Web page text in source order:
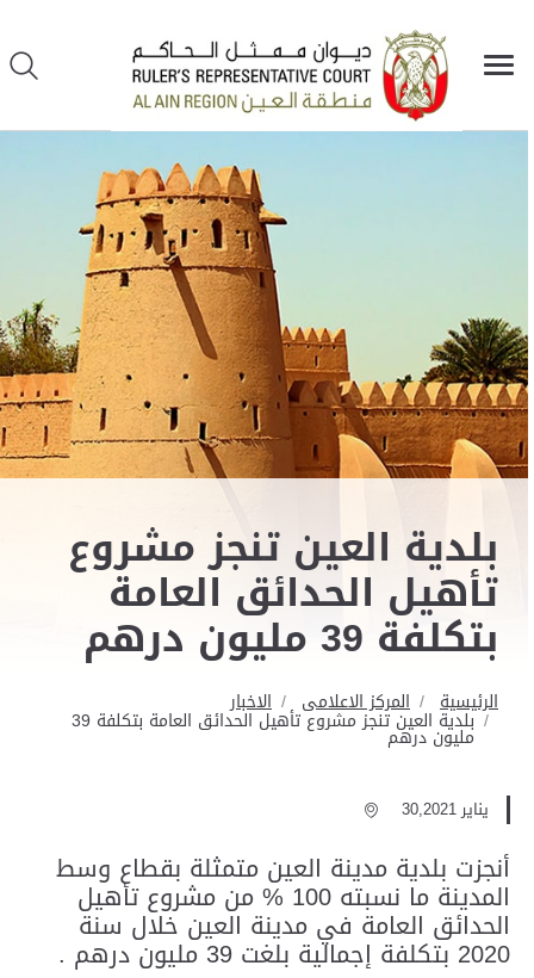
بلدية العين تنجز مشروع
تأهيل الحدائق العامة
بتكلفة 39 مليون درهم
الرئيسية المركز الاعلامى الاخبار
بلدية العين تنجز مشروع تأهيل الحدائق العامة بتكلفة 39
مليون درهم
يناير 30,2021
أنجزت بلدية مدينة العين متمثلة بقطاع وسط
المدينة ما نسبته 100 % من مشروع تأهيل
الحدائق العامة في مدينة العين خلال سنة
2020 بتكلفة إجمالية بلغت 39 مليون درهم .